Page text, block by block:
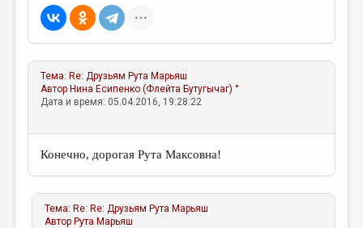
МЕДИА
ВКОНТАКТЕ
Тема: Re: Друзьям Рута Марьяш
Автор Нина Есипенко (Флейта Бутугычаг) °
Дата и время: 05.04.2016, 19:28:22
Конечно, дорогая Рута Максовна!
Тема: Re: Re: Друзьям Рута Марьяш
Автор Рута Марьяш